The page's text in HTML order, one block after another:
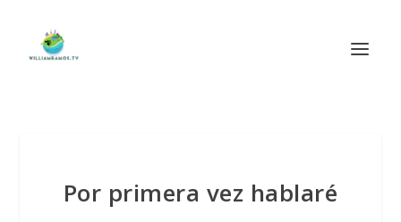
Por primera vez hablaré